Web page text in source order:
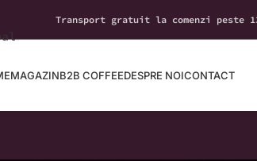
Transport gratuit la comenzi peste
MAGAZINB2B COFFEEDESPRE NOICONTACT